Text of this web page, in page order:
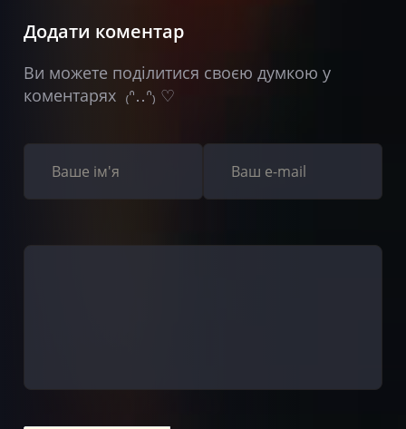
Додати коментар
Ви можете поділитися своєю думкою у
коментарях ₍ᐢ‥ᐢ₎ ♡